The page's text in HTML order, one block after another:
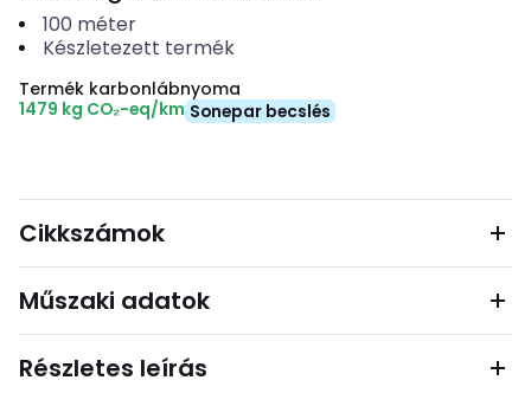
100 méter
Készletezett termék
Termék karbonlábnyoma
1479 kg CO₂-eq/km Sonepar becslés
Cikkszámok
Műszaki adatok
Részletes leírás